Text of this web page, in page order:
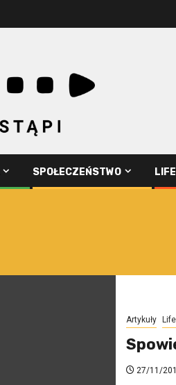
SPOŁECZEŃSTWO
Artykuły
27/11/